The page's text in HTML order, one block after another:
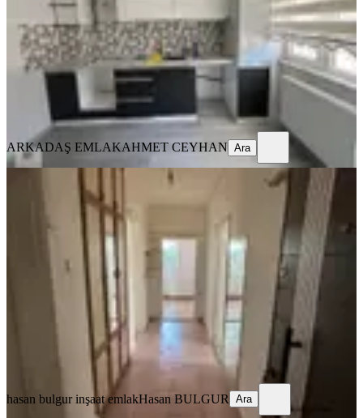
135 m²·1. Kat·02.08.2026
3.650.000 ₺
ARKADAŞ EMLAK
ARKADAŞ EMLAKAHMET CEYHAN Ara
Hasan Bulgur Emlak’tan Aşıklar
Tepesi Yakınında 2+1 Daire
Merkez, Kale Mahallesi
2+1· 02.08.2026
1.300.000 ₺
hasan bulgur inşaat emlak Hasan BULGUR
hasan bulgur inşaat emlakHasan BULGUR Ara